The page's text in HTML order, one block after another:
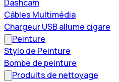
Dashcam
Câbles Multimédia
Chargeur USB allume cigare
Peinture
Stylo de Peinture
Bombe de peinture
Produits de nettoyage